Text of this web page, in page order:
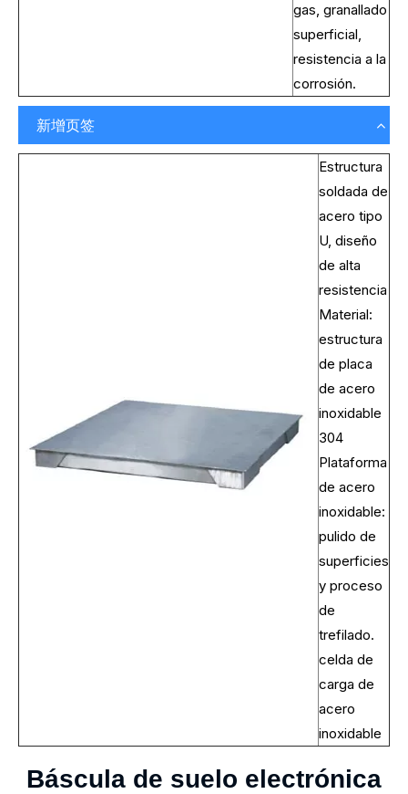
gas, granallado
superficial,
resistencia a la
corrosión.
新增页签
Estructura
soldada de
acero tipo
U, diseño
de alta
resistencia
Material:
estructura
de placa
de acero
inoxidable
304
Plataforma
de acero
inoxidable:
pulido de
superficies
y proceso
de
trefilado.
celda de
carga de
acero
inoxidable
Báscula de suelo electrónica